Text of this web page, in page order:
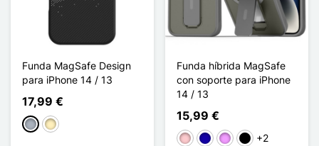
Funda MagSafe Design
para iPhone 14 / 13
17,99 €
Gris Oro
Funda híbrida MagSafe
con soporte para iPhone
14 / 13
15,99 €
RosaAzul oscuro
Morado claro
Noir Transparent
+2